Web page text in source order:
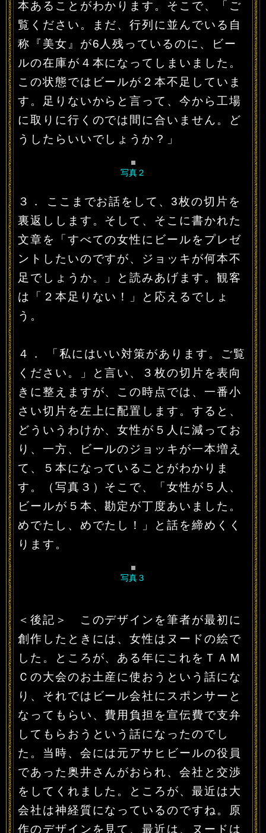
本あることがわかります。そこで、「ご
覧ください。まだ、行列に並んでいる自
称『美女』が6人残っているのに、ビー
ルの在庫が４本になってしまいました。
この状態ではビールが２本不足していま
す。足りないからと言って、今から工場
に取りに行くのでは間に合いません。ど
うしたらいいでしょうか？」
写真２
３． ここまでお話をして、3枚の切片を
裏返しします。そして、そこに書かれた
文章を「すべての女性にビールをプレゼ
ントしたいのですが、ジョッキが何本不
足でしょうか。」と読みあげます。観客
は「２本足りない！」と応えるでしょ
う。
４． 「私にはいい対策があります。ご覧
ください。」と言い、３枚の切片を表向
きに整えますが、この時点では、一番小
さい切片を左上に配置します。すると、
どういうわけか、女性が５人に減ってお
り、一方、ビールのジョッキが一本増え
て、５本になっていることがわかりま
す。（写真３）そこで、「女性が５人、
ビールが５本、勘定が丁度あいました。
めでたし、めでたし！」と話を締めくく
ります。
写真３
＜後記＞ このデザインを筆者が最初に
創作したときには、女性はヌードの絵で
した。ところが、ある年にこれをＴＡＭ
Ｃの大会のお土産に使おうという話にな
り、それではビール会社にスポンサーと
なってもらい、費用負担を宣伝費で支弁
してもらおうという話になったのでし
た。当時、会には元アサヒビールの役員
であった奥井さんがおられ、会社と交渉
をしてくれました。ところが、最近は大
会社は神経質になっているのですね。原
作のデザインを見て、最近は、ヌードは